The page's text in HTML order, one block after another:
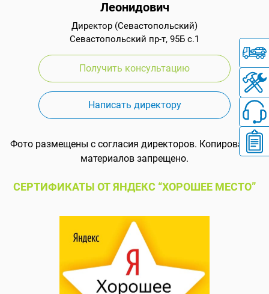
Леонидович
Директор (Севастопольский)
Севастопольский пр-т, 95Б с.1
Получить консультацию
Написать директору
Фото размещены с согласия директоров. Копирование
материалов запрещено.
СЕРТИФИКАТЫ ОТ ЯНДЕКС “ХОРОШЕЕ МЕСТО”